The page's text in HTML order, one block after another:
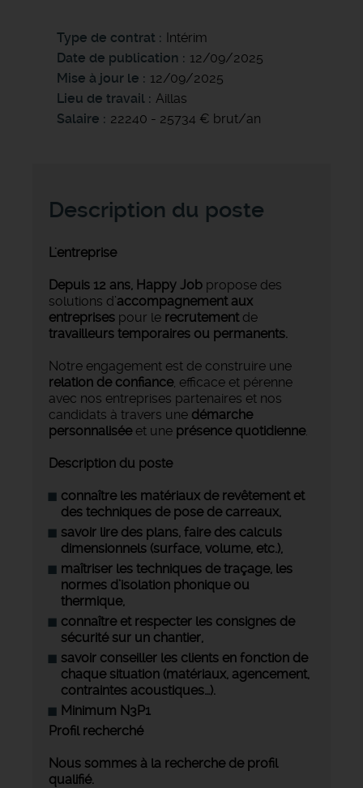
Type de contrat
Intérim
Date de publication
12/09/2025
Mise à jour le
12/09/2025
Lieu de travail
Aillas
Salaire
22240 - 25734 € brut/an
Description du poste
L'entreprise
Depuis 12 ans, Happy Job propose des
solutions d’accompagnement aux
entreprises pour le recrutementde
travailleurs temporaires ou permanents.
Notre engagement est de construire une
relation de confiance, efficace et pérenne
avec nos entreprises partenaires et nos
candidats à travers une démarche
personnaliséeet une présence quotidienne.
Description du poste
connaître les matériaux de revêtement et
des techniques de pose de carreaux,
savoir lire des plans, faire des calculs
dimensionnels (surface, volume, etc.),
maîtriser les techniques de traçage, les
normes d’isolation phonique ou
thermique,
connaître et respecter les consignes de
sécurité sur un chantier,
savoir conseiller les clients en fonction de
chaque situation (matériaux, agencement,
contraintes acoustiques…).
Minimum N3P1
Profil recherché
Nous sommes à la recherche de profil
qualifié.